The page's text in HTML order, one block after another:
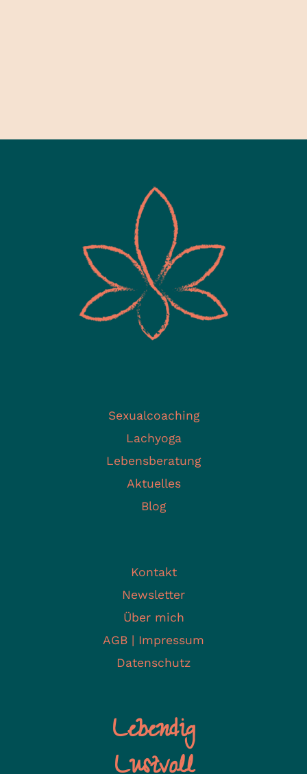
Sexualcoaching
Lachyoga
Lebensberatung
Aktuelles
Blog
Kontakt
Newsletter
Über mich
AGB | Impressum
Datenschutz
Lebendig